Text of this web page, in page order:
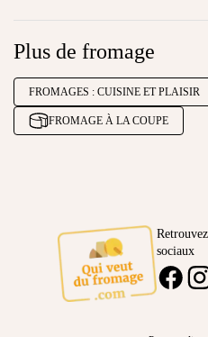
Plus de fromage
FROMAGES : CUISINE ET PLAISIR
FROMAGE À LA COUPE
sociaux
FACEBOOK